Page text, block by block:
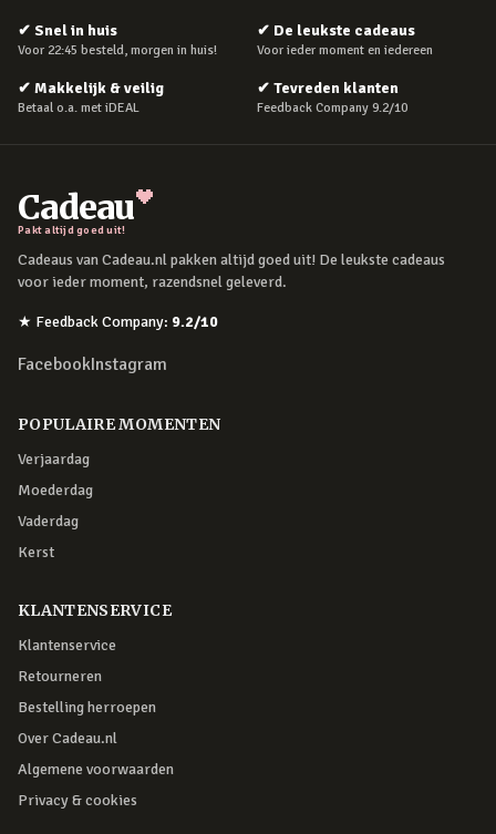
✔ Snel in huis
Voor 22:45 besteld, morgen in huis!
✔ De leukste cadeaus
Voor ieder moment en iedereen
✔ Makkelijk & veilig
Betaal o.a. met iDEAL
✔ Tevreden klanten
Feedback Company 9.2/10
Cadeau
Pakt altijd goed uit!
Cadeaus van Cadeau.nl pakken altijd goed uit! De leukste cadeaus
voor ieder moment, razendsnel geleverd.
★ Feedback Company: 9.2/10
FacebookInstagram
POPULAIRE MOMENTEN
Verjaardag
Moederdag
Vaderdag
Kerst
KLANTENSERVICE
Klantenservice
Retourneren
Bestelling herroepen
Over Cadeau.nl
Algemene voorwaarden
Privacy & cookies